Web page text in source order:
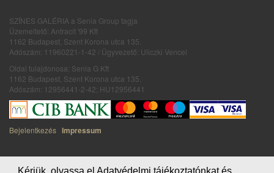
SZÍNES GALÉRIA a Senia Group tagja
Üzemeltető: Antracit '99 Kft
1162 Budapest, Szent Korona utca 135.
Adószám: 11960221-1-42 / Ügyvezető: Uliczki Vencel
Oldal tulajdonosa: Senia G Kft
1162 Budapest, Szent Korona utca 135.
Adószám: 12956441-2-42; HU12956441
Bejelentkezés Impressum